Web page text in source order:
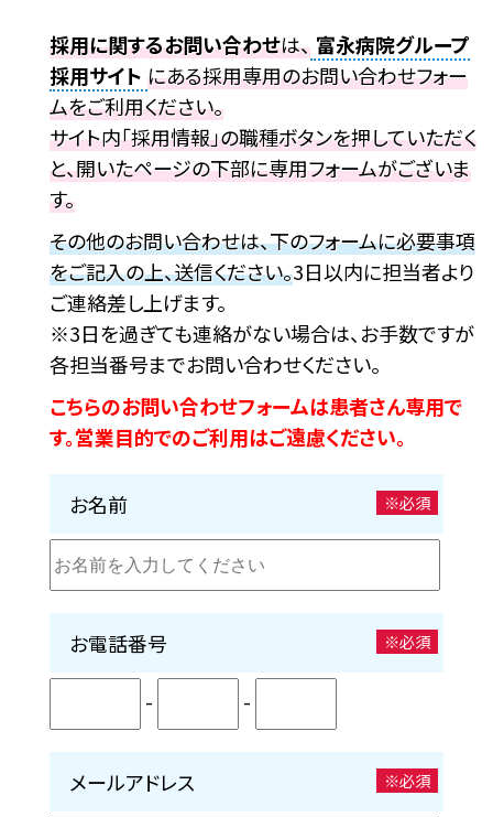
採用に関するお問い合わせは、 富永病院グループ
採用サイト にある採用専用のお問い合わせフォー
ムをご利用ください。
サイト内「採用情報」の職種ボタンを押していただく
と、開いたページの下部に専用フォームがございま
す。
その他のお問い合わせは、下のフォームに必要事項
をご記入の上、送信ください。3日以内に担当者より
ご連絡差し上げます。
※3日を過ぎても連絡がない場合は、お手数ですが
各担当番号までお問い合わせください。
こちらのお問い合わせフォームは患者さん専用で
す。営業目的でのご利用はご遠慮ください。
お名前 ※必須
お電話番号 ※必須
- -
メールアドレス ※必須